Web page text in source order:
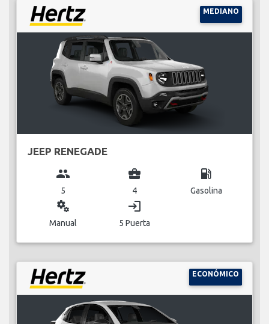
MEDIANO
JEEP RENEGADE
group
5
business_center
4
local_gas_station
Gasolina
miscellaneous_services
Manual
login
5 Puerta
ECONÓMICO